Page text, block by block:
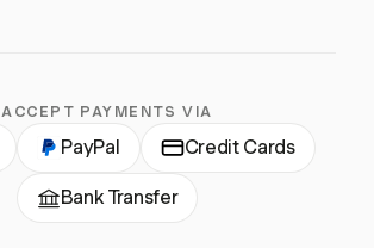
ACCEPT PAYMENTS VIA
PayPal Credit Cards
Bank Transfer